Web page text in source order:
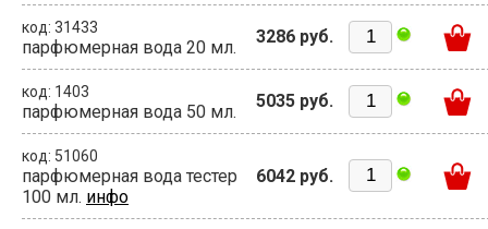
код: 31433
парфюмерная вода 20 мл.
3286 руб.
код: 1403
парфюмерная вода 50 мл.
5035 руб.
код: 51060
парфюмерная вода тестер
100 мл. инфо
6042 руб.